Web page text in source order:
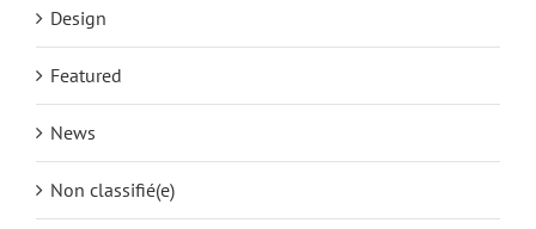
Design
Featured
News
Non classifié(e)